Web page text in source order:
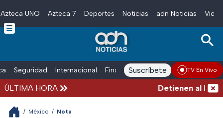
Skip to main content
Azteca UNO Azteca 7 Deportes Noticias adn Noticias
Seguridad Internacional Finanzas adn Noticias Radio
Suscríbete TV En Vivo
ÚLTIMA HORA Detienen al
/ México / Nota